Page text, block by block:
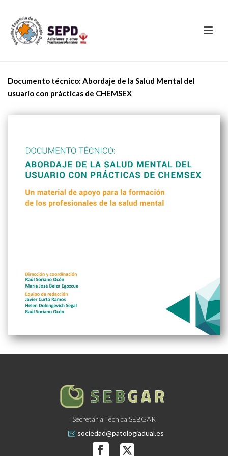
Documento técnico: Abordaje de la Salud Mental del
usuario con prácticas de CHEMSEX
Secretaría Técnica SEBGAR
sociedad@patologiadual.es